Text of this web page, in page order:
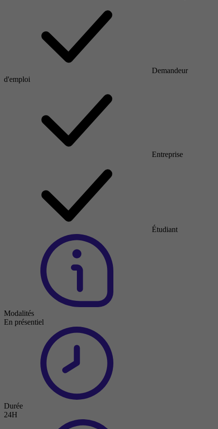
Demandeur
d'emploi
Entreprise
Étudiant
Modalités
En présentiel
Durée
24H